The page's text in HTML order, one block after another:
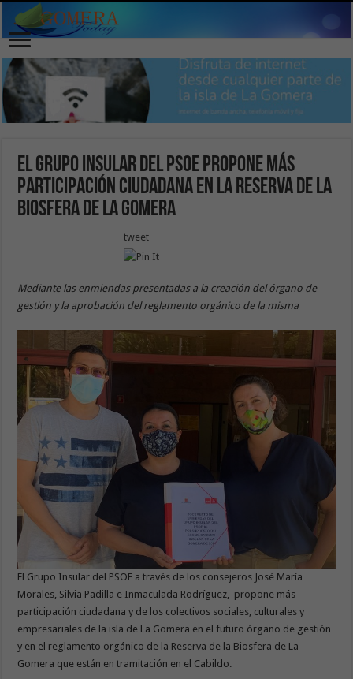
El Grupo Insular del PSOE propone más
participación ciudadana en la Reserva de la
Biosfera de La Gomera
tweet
Mediante las enmiendas presentadas a la creación del órgano de
gestión y la aprobación del reglamento orgánico de la misma
El Grupo Insular del PSOE a través de los consejeros José María
Morales, Silvia Padilla e Inmaculada Rodríguez, propone más
participación ciudadana y de los colectivos sociales, culturales y
empresariales de la isla de La Gomera en el futuro órgano de gestión
y en el reglamento orgánico de la Reserva de la Biosfera de La
Gomera que están en tramitación en el Cabildo.